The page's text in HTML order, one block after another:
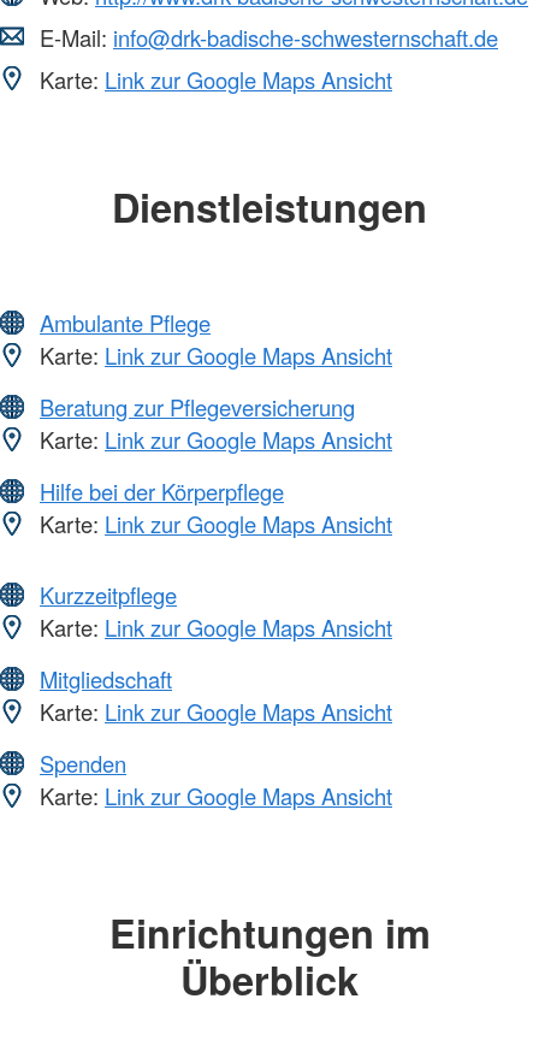
E-Mail: info@drk-badische-schwesternschaft.de
Karte: Link zur Google Maps Ansicht
Dienstleistungen
Ambulante Pflege
Karte: Link zur Google Maps Ansicht
Beratung zur Pflegeversicherung
Karte: Link zur Google Maps Ansicht
Hilfe bei der Körperpflege
Karte: Link zur Google Maps Ansicht
Kurzzeitpflege
Karte: Link zur Google Maps Ansicht
Mitgliedschaft
Karte: Link zur Google Maps Ansicht
Spenden
Karte: Link zur Google Maps Ansicht
Einrichtungen im
Überblick